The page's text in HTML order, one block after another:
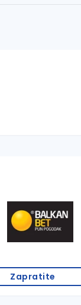
Zapratite